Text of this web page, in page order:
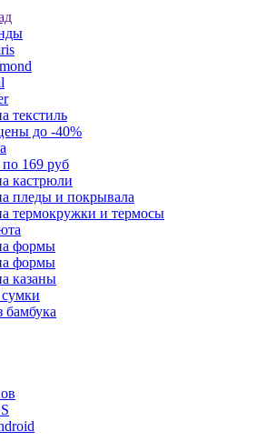
текстиль
до -40%
169 руб
кастрюли
пледы и покрывала
термокружки и термосы
формы
формы
казаны
бамбука